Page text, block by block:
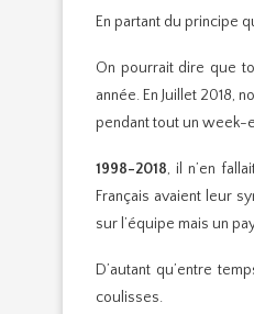
En partant du principe
On pourrait dire que
année. En Juillet 2018,
pendant tout un week-
1998-2018, il n’en
Français avaient leur
sur l’équipe mais un
D’autant qu’entre
coulisses.